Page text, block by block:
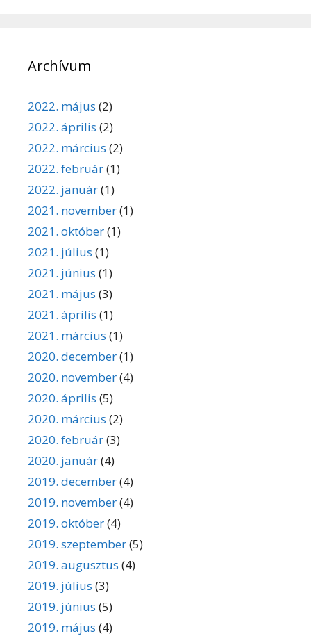
Archívum
2022. május (2)
2022. április (2)
2022. március (2)
2022. február(1)
2022. január(1)
2021. november(1)
2021. október(1)
2021. július (1)
2021. június (1)
2021. május (3)
2021. április (1)
2021. március (1)
2020. december(1)
2020. november(4)
2020. április (5)
2020. március (2)
2020. február(3)
2020. január(4)
2019. december(4)
2019. november(4)
2019. október(4)
2019. szeptember(5)
2019. augusztus (4)
2019. július (3)
2019. június (5)
2019. május (4)